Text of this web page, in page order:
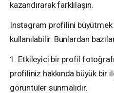
kazandırarak farklılaşın.
Instagram profilini
kullanılabilir. Bunlardan
1. Etkileyici bir profil
profiliniz hakkında büyük bir
görüntüler sunmalıdır.